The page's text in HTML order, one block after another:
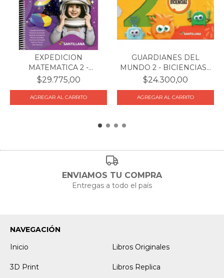
EXPEDICION
MATEMATICA 2 -
CLAUDIA BROITM...
$29.775,00
GUARDIANES DEL
MUNDO 2 - BICIENCIAS -
SA...
$24.300,00
ENVIAMOS TU COMPRA
Entregas a todo el país
NAVEGACIÓN
Inicio
Libros Originales
3D Print Libros Replica